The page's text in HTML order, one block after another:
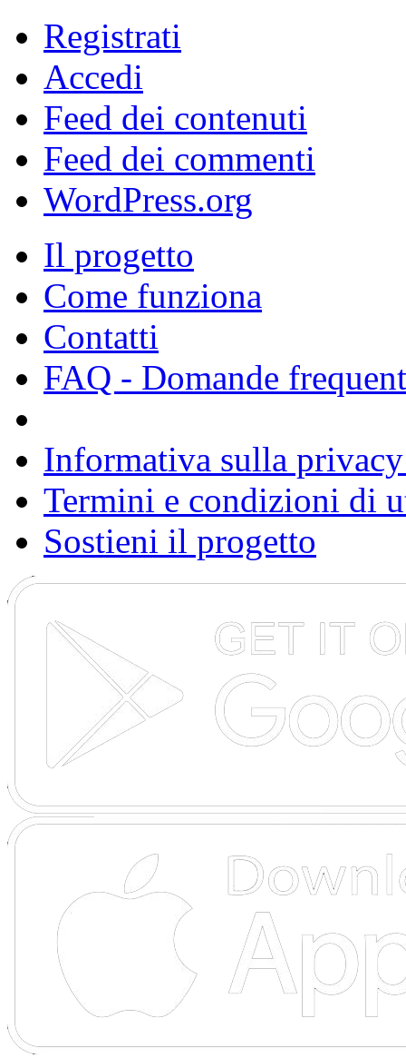
Registrati
Accedi
Feed dei contenuti
Feed dei commenti
WordPress.org
Il progetto
Come funziona
Contatti
FAQ - Domande
Informativa sulla
Termini e condizioni di
Sostieni il progetto